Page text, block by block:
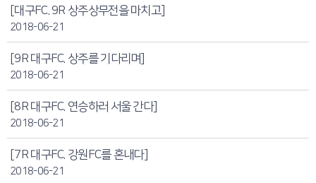
[대구FC. 9R 상주상무전을 마치고]
2018-06-21
[9R 대구FC. 상주를 기다리며]
2018-06-21
[8R 대구FC. 연승하러 서울 간다]
2018-06-21
[7R 대구FC. 강원FC를 혼내다]
2018-06-21